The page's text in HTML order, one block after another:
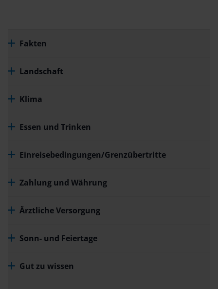
Fakten
Landschaft
Klima
Essen und Trinken
Einreisebedingungen/Grenzübertritte
Zahlung und Währung
Ärztliche Versorgung
Sonn- und Feiertage
Gut zu wissen